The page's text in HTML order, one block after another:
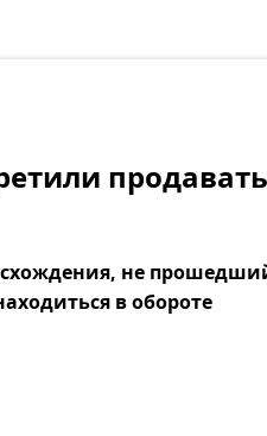
продавать
не
в обороте